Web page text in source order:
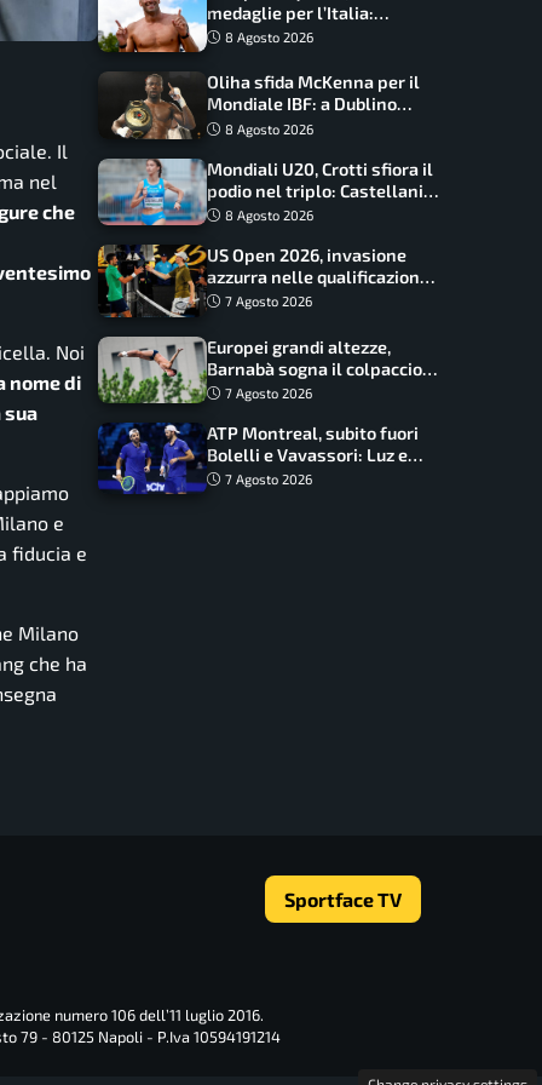
Il
nel
che
Noi
nome di
sua
e
fiducia e
Milano
che ha
medaglie per l’Italia:
Paltrinieri guida la staffetta,
grandi altezze
8 Agosto 2026
Oliha sfida McKenna per il
Mondiale IBF: a Dublino
serve l’impresa nella tana
8 Agosto 2026
Mondiali U20, Crotti sfiora il
podio nel triplo: Castellani
da record, Succo in finale
8 Agosto 2026
US Open 2026, invasione
azzurra nelle qualificazioni:
17 italiani a caccia del main
7 Agosto 2026
Europei grandi altezze,
Barnabà sogna il colpaccio:
è leader a metà gara, Baraldi
7 Agosto 2026
ATP Montreal, subito fuori
Bolelli e Vavassori: Luz e
Matos fermano gli azzurri
7 Agosto 2026
Sportface TV
numero 106 dell’11 luglio 2016.
- 80125 Napoli - P.Iva 10594191214